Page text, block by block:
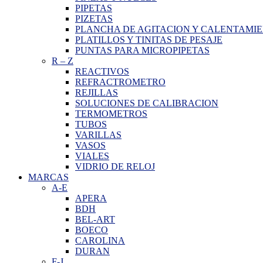
PIPETAS
PIZETAS
PLANCHA DE AGITACION Y
PLATILLOS Y TINITAS DE PESAJE
PUNTAS PARA MICROPIPETAS
R – Z
REACTIVOS
REFRACTROMETRO
REJILLAS
SOLUCIONES DE CALIBRACION
TERMOMETROS
TUBOS
VARILLAS
VASOS
VIALES
VIDRIO DE RELOJ
MARCAS
A-E
APERA
BDH
BEL-ART
BOECO
CAROLINA
DURAN